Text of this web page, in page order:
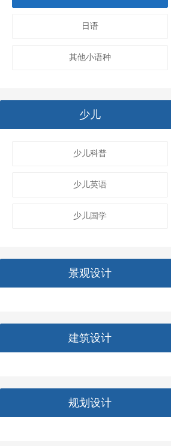
日语
其他小语种
少儿
少儿科普
少儿英语
少儿国学
景观设计
建筑设计
规划设计